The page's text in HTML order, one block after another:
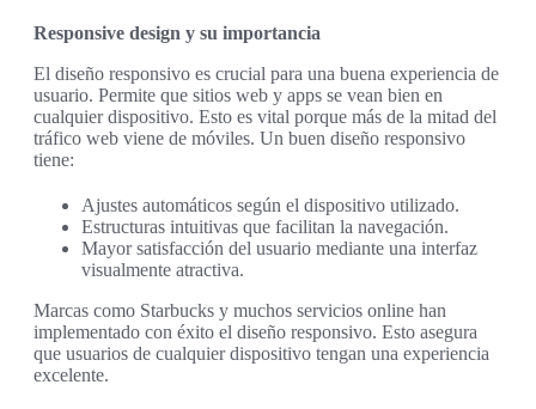
Responsive design y su importancia
El diseño responsivo es crucial para una buena experiencia de
usuario. Permite que sitios web y apps se vean bien en
cualquier dispositivo. Esto es vital porque más de la mitad del
tráfico web viene de móviles. Un buen diseño responsivo
tiene:
Ajustes automáticos según el dispositivo utilizado.
Estructuras intuitivas que facilitan la navegación.
Mayor satisfacción del usuario mediante una interfaz
visualmente atractiva.
Marcas como Starbucks y muchos servicios online han
implementado con éxito el diseño responsivo. Esto asegura
que usuarios de cualquier dispositivo tengan una experiencia
excelente.